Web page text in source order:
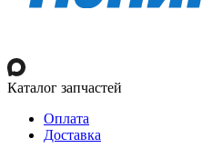
Каталог запчастей
Оплата
Доставка